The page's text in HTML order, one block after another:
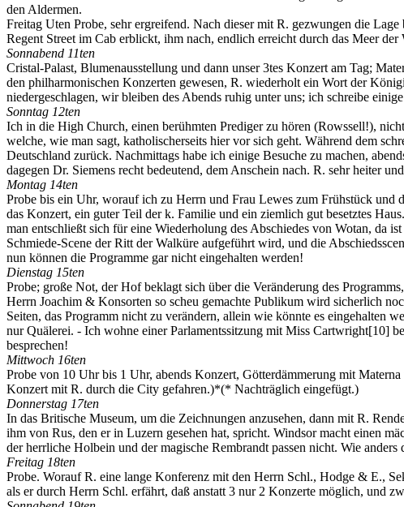
den Aldermen.
Freitag Uten Probe, sehr ergreifend. Nach dieser mit R. gezwungen die
Regent Street im Cab erblickt, ihm nach, endlich erreicht durch das Meer der
Sonnabend 11ten
Cristal-Palast, Blumenausstellung und dann unser 3tes Konzert am Tag;
den philharmonischen Konzerten gewesen, R. wiederholt ein Wort der
niedergeschlagen, wir bleiben des Abends ruhig unter uns; ich schreibe
Sonntag 12ten
Ich in die High Church, einen berühmten Prediger zu hören (Rowssell!),
welche, wie man sagt, katholischerseits hier vor sich geht. Während dem
Deutschland zurück. Nachmittags habe ich einige Besuche zu machen,
dagegen Dr. Siemens recht bedeutend, dem Anschein nach. R. sehr heiter
Montag 14ten
Probe bis ein Uhr, worauf ich zu Herrn und Frau Lewes zum Frühstück und
das Konzert, ein guter Teil der k. Familie und ein ziemlich gut besetztes
man entschließt sich für eine Wiederholung des Abschiedes von Wotan, da
Schmiede-Scene der Ritt der Walküre aufgeführt wird, und die
nun können die Programme gar nicht eingehalten werden!
Dienstag 15ten
Probe; große Not, der Hof beklagt sich über die Veränderung des
Herrn Joachim & Konsorten so scheu gemachte Publikum wird sicherlich
Seiten, das Programm nicht zu verändern, allein wie könnte es eingehalten
nur Quälerei. - Ich wohne einer Parlamentssitzung mit Miss Cartwright[10]
besprechen!
Mittwoch 16ten
Probe von 10 Uhr bis 1 Uhr, abends Konzert, Götterdämmerung mit
Konzert mit R. durch die City gefahren.)*(* Nachträglich eingefügt.)
Donnerstag 17ten
In das Britische Museum, um die Zeichnungen anzusehen, dann mit R.
ihm von Rus, den er in Luzern gesehen hat, spricht. Windsor macht einen
der herrliche Holbein und der magische Rembrandt passen nicht. Wie
Freitag 18ten
Probe. Worauf R. eine lange Konferenz mit den Herrn Schl., Hodge & E.,
als er durch Herrn Schl. erfährt, daß anstatt 3 nur 2 Konzerte möglich, und